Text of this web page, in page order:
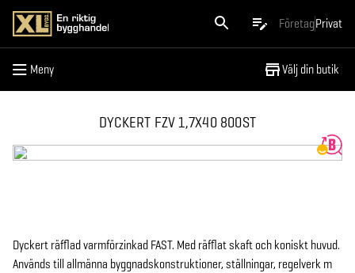
FöretagPrivat
Meny Välj din butik
Meny
DYCKERT FZV 1,7X40 800ST
Dyckert räfflad varmförzinkad FAST. Med räfflat skaft och koniskt huvud.
Används till allmänna byggnadskonstruktioner, ställningar, regelverk m